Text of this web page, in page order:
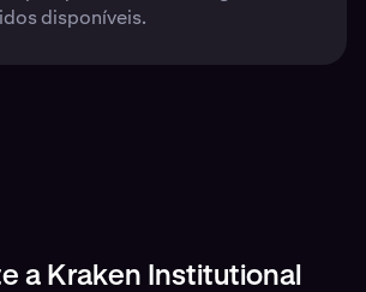
disponíveis.
a Kraken Institutional